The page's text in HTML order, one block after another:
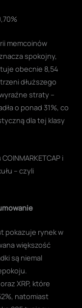
memcoinów
spokojny,
obecnie 8,54
dłuższego
straty –
o ponad 31%, co
dla tej klasy
i
– czyli
pokazuje rynek w
większość
są niemal
XRP, które
natomiast